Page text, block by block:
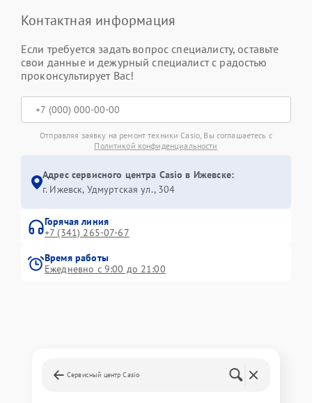
Контактная информация
Если требуется задать вопрос специалисту, оставьте
свои данные и дежурный специалист с радостью
проконсультирует Вас!
Отправляя заявку на ремонт техники Casio, Вы соглашаетесь с
Политикой конфиденциальности
Адрес сервисного центра Casio в Ижевске:
г. Ижевск, Удмуртская ул., 304
Горячая линия
+7 (341) 265-07-67
Время работы
Ежедневно с 9:00 до 21:00
Сервисный центр Casio